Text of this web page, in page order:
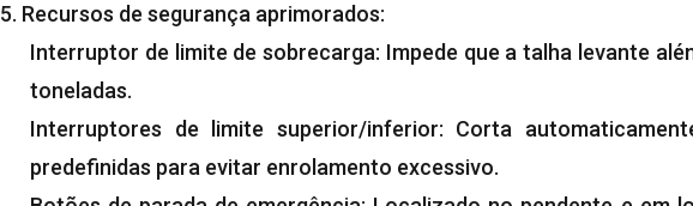
5. Recursos de segurança aprimorados:
Interruptor de limite de sobrecarga: Impede que a talha levante
toneladas.
Interruptores de limite superior/inferior: Corta
predefinidas para evitar enrolamento excessivo.